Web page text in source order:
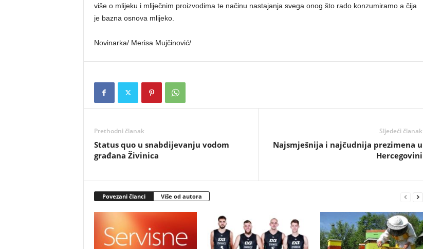
više o mlijeku i mliječnim proizvodima te načinu nastajanja svega onog što rado konzumiramo a čija
je bazna osnova mlijeko.
Novinarka/ Merisa Mujčinović/
Prethodni članak
Status quo u snabdijevanju vodom
građana Živinica
Sljedeći članak
Najsmješnija i najčudnija prezimena u
Hercegovini
Povezani članci Više od autora